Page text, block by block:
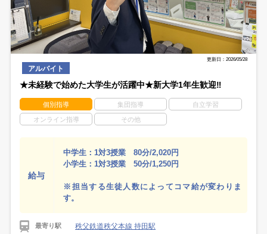
更新日：2026/05/28
アルバイト
★未経験で始めた大学生が活躍中★新大学1年生歓迎‼
個別指導 集団指導 自立学習
オンライン指導 その他
給与
中学生：1対3授業 80分/2,020円
小学生：1対3授業 50分/1,250円
※担当する生徒人数によってコマ給が変わりま
す。
最寄り駅 秩父鉄道秩父本線 持田駅